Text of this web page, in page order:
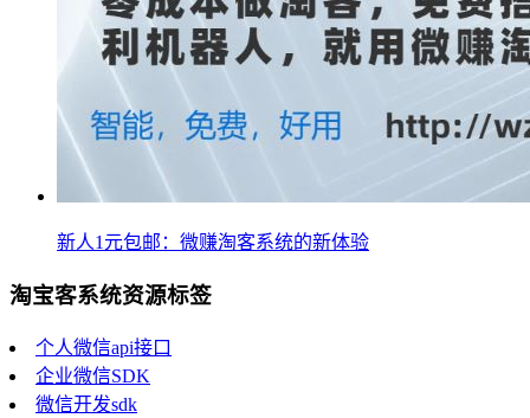
新人1元包邮：微赚淘客系统的新体验
淘宝客系统资源标签
个人微信api接口
企业微信SDK
微信开发sdk